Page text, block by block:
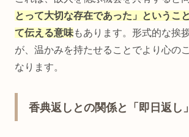
とって大切な存在であった」というこ
て伝える意味もあります。形式的な挨
が、温かみを持たせることでより心の
なります。
香典返しとの関係と「即日返し